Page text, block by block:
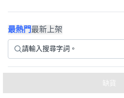
缺貨
最熱門最新上架
2022.08.19